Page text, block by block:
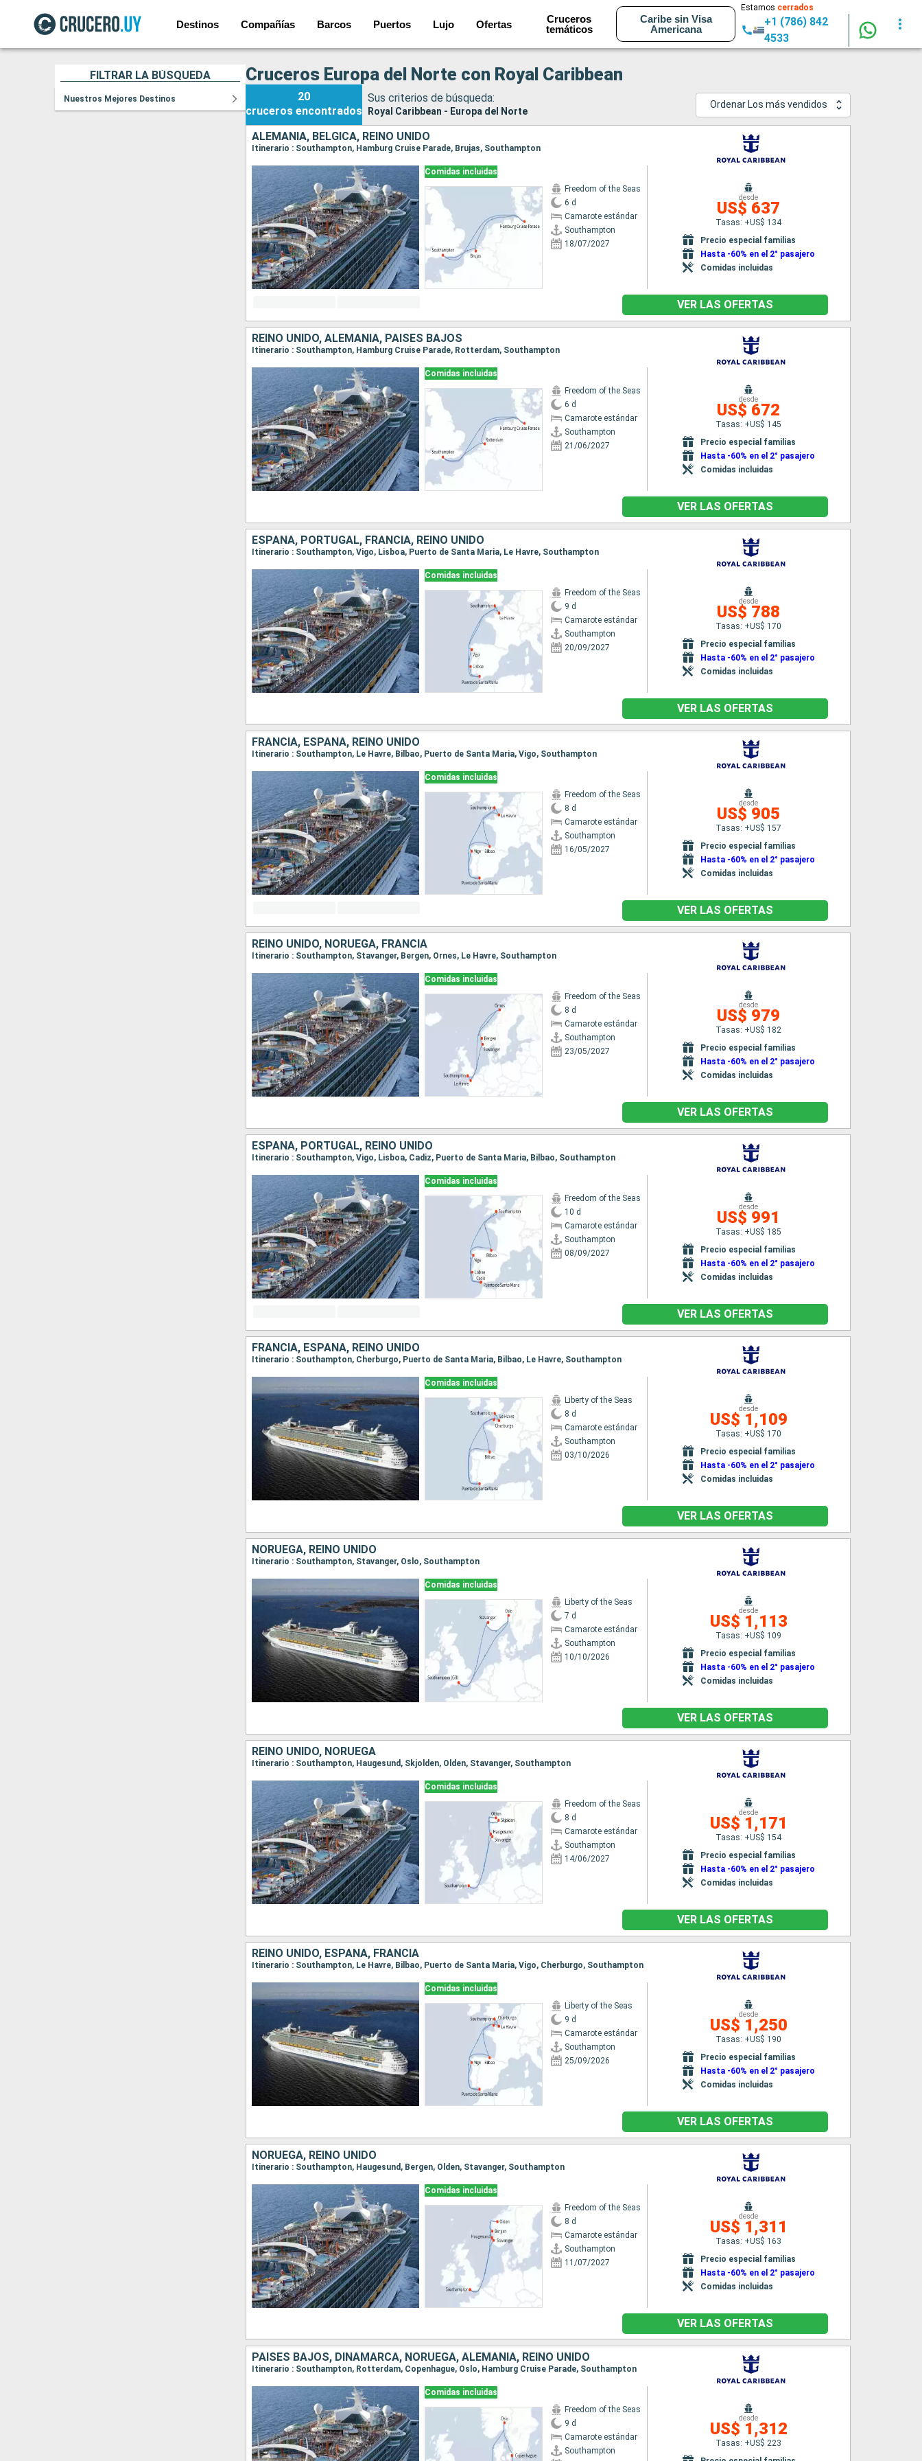
Destinos Compañías Barcos Puertos Lujo Ofertas
Cruceros
temáticos
Caribe sin Visa
Americana
Estamos cerrados
+1 (786) 842
4533
FILTRAR LA BÚSQUEDA
Nuestros Mejores Destinos
Cruceros Europa del Norte con Royal Caribbean
20
cruceros encontrados
Sus criterios de búsqueda:
Royal Caribbean - Europa del Norte
Ordenar Los más vendidos
ALEMANIA, BÉLGICA, REINO UNIDO
Itinerario : Southampton, Hamburg Cruise Parade, Brujas, Southampton
Comidas incluidas
Freedom of the Seas
6 d
Camarote estándar
Southampton
18/07/2027
desde
US$ 637
Tasas: +US$ 134
Precio especial familias
Hasta -60% en el 2° pasajero
Comidas incluidas
VER LAS OFERTAS
REINO UNIDO, ALEMANIA, PAISES BAJOS
Itinerario : Southampton, Hamburg Cruise Parade, Rotterdam, Southampton
Comidas incluidas
Freedom of the Seas
6 d
Camarote estándar
Southampton
21/06/2027
desde
US$ 672
Tasas: +US$ 145
Precio especial familias
Hasta -60% en el 2° pasajero
Comidas incluidas
VER LAS OFERTAS
ESPAÑA, PORTUGAL, FRANCIA, REINO UNIDO
Itinerario : Southampton, Vigo, Lisboa, Puerto de Santa Maria, Le Havre, Southampton
Comidas incluidas
Freedom of the Seas
9 d
Camarote estándar
Southampton
20/09/2027
desde
US$ 788
Tasas: +US$ 170
Precio especial familias
Hasta -60% en el 2° pasajero
Comidas incluidas
VER LAS OFERTAS
FRANCIA, ESPAÑA, REINO UNIDO
Itinerario : Southampton, Le Havre, Bilbao, Puerto de Santa Maria, Vigo, Southampton
Comidas incluidas
Freedom of the Seas
8 d
Camarote estándar
Southampton
16/05/2027
desde
US$ 905
Tasas: +US$ 157
Precio especial familias
Hasta -60% en el 2° pasajero
Comidas incluidas
VER LAS OFERTAS
REINO UNIDO, NORUEGA, FRANCIA
Itinerario : Southampton, Stavanger, Bergen, Ornes, Le Havre, Southampton
Comidas incluidas
Freedom of the Seas
8 d
Camarote estándar
Southampton
23/05/2027
desde
US$ 979
Tasas: +US$ 182
Precio especial familias
Hasta -60% en el 2° pasajero
Comidas incluidas
VER LAS OFERTAS
ESPAÑA, PORTUGAL, REINO UNIDO
Itinerario : Southampton, Vigo, Lisboa, Cadiz, Puerto de Santa Maria, Bilbao, Southampton
Comidas incluidas
Freedom of the Seas
10 d
Camarote estándar
Southampton
08/09/2027
desde
US$ 991
Tasas: +US$ 185
Precio especial familias
Hasta -60% en el 2° pasajero
Comidas incluidas
VER LAS OFERTAS
FRANCIA, ESPAÑA, REINO UNIDO
Itinerario : Southampton, Cherburgo, Puerto de Santa Maria, Bilbao, Le Havre, Southampton
Comidas incluidas
Liberty of the Seas
8 d
Camarote estándar
Southampton
03/10/2026
desde
US$ 1,109
Tasas: +US$ 170
Precio especial familias
Hasta -60% en el 2° pasajero
Comidas incluidas
VER LAS OFERTAS
NORUEGA, REINO UNIDO
Itinerario : Southampton, Stavanger, Oslo, Southampton
Comidas incluidas
Liberty of the Seas
7 d
Camarote estándar
Southampton
10/10/2026
desde
US$ 1,113
Tasas: +US$ 109
Precio especial familias
Hasta -60% en el 2° pasajero
Comidas incluidas
VER LAS OFERTAS
REINO UNIDO, NORUEGA
Itinerario : Southampton, Haugesund, Skjolden, Olden, Stavanger, Southampton
Comidas incluidas
Freedom of the Seas
8 d
Camarote estándar
Southampton
14/06/2027
desde
US$ 1,171
Tasas: +US$ 154
Precio especial familias
Hasta -60% en el 2° pasajero
Comidas incluidas
VER LAS OFERTAS
REINO UNIDO, ESPAÑA, FRANCIA
Itinerario : Southampton, Le Havre, Bilbao, Puerto de Santa Maria, Vigo, Cherburgo, Southampton
Comidas incluidas
Liberty of the Seas
9 d
Camarote estándar
Southampton
25/09/2026
desde
US$ 1,250
Tasas: +US$ 190
Precio especial familias
Hasta -60% en el 2° pasajero
Comidas incluidas
VER LAS OFERTAS
NORUEGA, REINO UNIDO
Itinerario : Southampton, Haugesund, Bergen, Olden, Stavanger, Southampton
Comidas incluidas
Freedom of the Seas
8 d
Camarote estándar
Southampton
11/07/2027
desde
US$ 1,311
Tasas: +US$ 163
Precio especial familias
Hasta -60% en el 2° pasajero
Comidas incluidas
VER LAS OFERTAS
PAISES BAJOS, DINAMARCA, NORUEGA, ALEMANIA, REINO UNIDO
Itinerario : Southampton, Rotterdam, Copenhague, Oslo, Hamburg Cruise Parade, Southampton
Comidas incluidas
Freedom of the Seas
9 d
Camarote estándar
Southampton
desde
US$ 1,312
Tasas: +US$ 223